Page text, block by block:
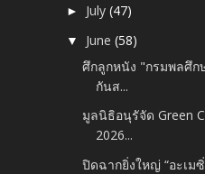
► July(47)
▼ June(58)
ศึกลูกหนัง "กรมพลศึก
กันส...
มูลนิธิอนุรัจัด Green
2026...
ปิดฉากยิ่งใหญ่ “อะเม